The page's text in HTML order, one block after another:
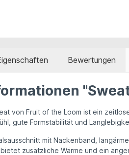
Bewertungen
von Fruit of the Loom ist ein
gute Formstabilität und
mit Nackenband,
zusätzliche Wärme und ein